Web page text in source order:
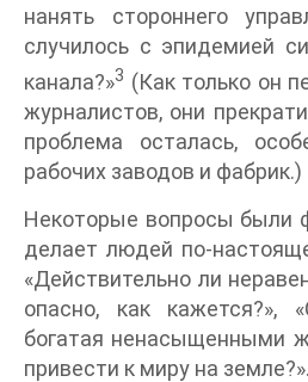
нанять стороннего
случилось с эпидемией
канала?»3 (Как только он
журналистов, они
проблема осталась,
рабочих заводов и фабрик.)
Некоторые вопросы были
делает людей по-
«Действительно ли
опасно, как кажется?»,
богатая ненасыщенными
привести к миру на земле?».